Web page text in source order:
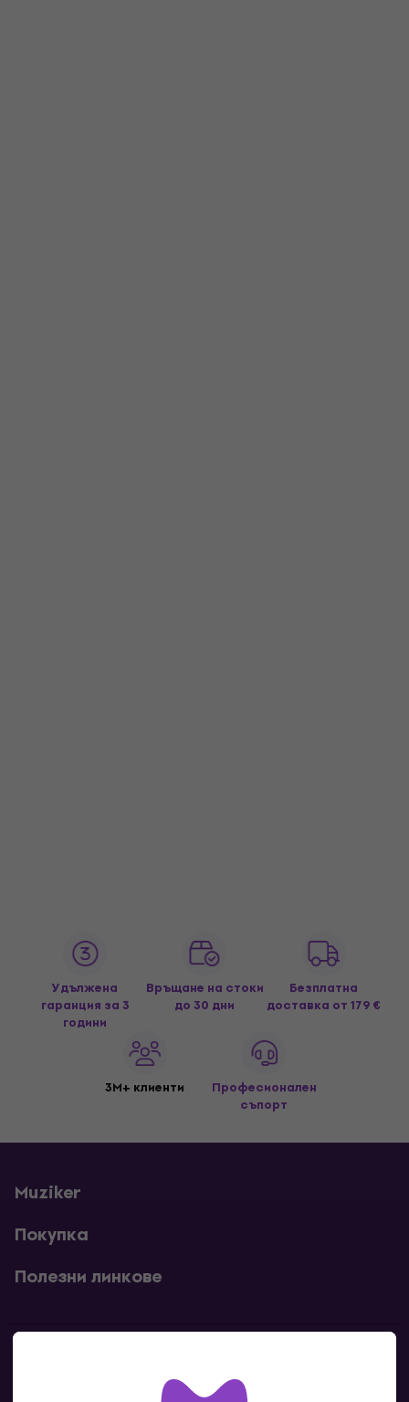
Удължена
гаранция за 3
години
Връщане на стоки
до 30 дни
Безплатна
доставка от 179 €
3M+ клиенти
Професионален
съпорт
Muziker
Покупка
Полезни линкове